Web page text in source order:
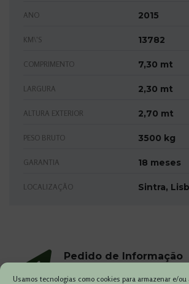
Usamos tecnologias como cookies para armazenar e/ou
ANO 2015
KM\'S 13782
COMPRIMENTO 7,30 mt
LARGURA 2,30 mt
ALTURA EXTERIOR 2,70 mt
PESO BRUTO 3500 kg
GARANTIA 18 meses
LOCALIZAÇÃO Sintra,
Pedido de Informação